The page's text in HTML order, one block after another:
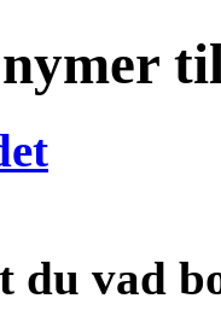
du vad